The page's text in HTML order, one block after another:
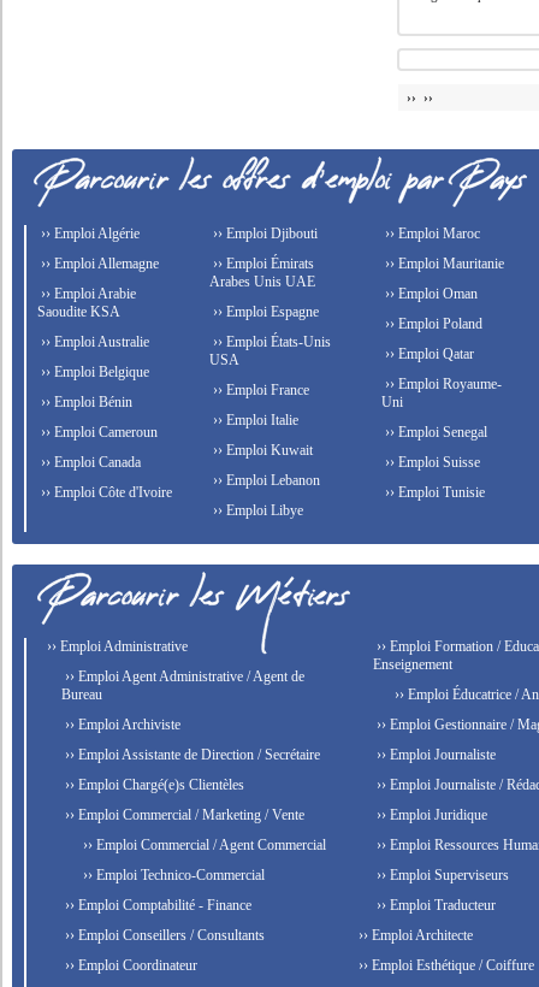
›› ››
›› Emploi Algérie
›› Emploi Allemagne
›› Emploi Arabie
Saoudite KSA
›› Emploi Australie
›› Emploi Belgique
›› Emploi Bénin
›› Emploi Cameroun
›› Emploi Canada
›› Emploi Côte d'Ivoire
›› Emploi Djibouti
›› Emploi Émirats
Arabes Unis UAE
›› Emploi Espagne
›› Emploi États-Unis
USA
›› Emploi France
›› Emploi Italie
›› Emploi Kuwait
›› Emploi Lebanon
›› Emploi Libye
›› Emploi Maroc
›› Emploi Mauritanie
›› Emploi Oman
›› Emploi Poland
›› Emploi Qatar
›› Emploi Royaume-
Uni
›› Emploi Senegal
›› Emploi Suisse
›› Emploi Tunisie
›› Emploi Administrative
›› Emploi Agent Administrative / Agent de
Bureau
›› Emploi Archiviste
›› Emploi Assistante de Direction / Secrétaire
›› Emploi Chargé(e)s Clientèles
›› Emploi Commercial / Marketing / Vente
›› Emploi Commercial / Agent Commercial
›› Emploi Technico-Commercial
›› Emploi Comptabilité - Finance
›› Emploi Conseillers / Consultants
›› Emploi Coordinateur
›› Emploi Formation /
Enseignement
›› Emploi Éducatrice /
›› Emploi Gestionnaire /
›› Emploi Journaliste
›› Emploi Journaliste /
›› Emploi Juridique
›› Emploi Ressources
›› Emploi Superviseurs
›› Emploi Traducteur
›› Emploi Architecte
›› Emploi Esthétique / Coiffure